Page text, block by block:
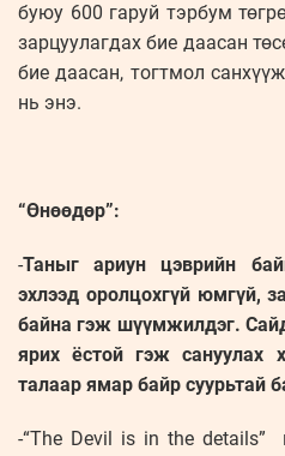
буюу 600 гаруй тэрбум
зарцуулагдах бие даасан
бие даасан, тогтмол
нь энэ.
“Өнөөдөр”:
-Таныг ариун цэврийн
эхлээд оролцохгүй юмгүй,
байна гэж шүүмжилдэг.
ярих ёстой гэж сануулах
талаар ямар байр суурьтай
-“The Devil is in the